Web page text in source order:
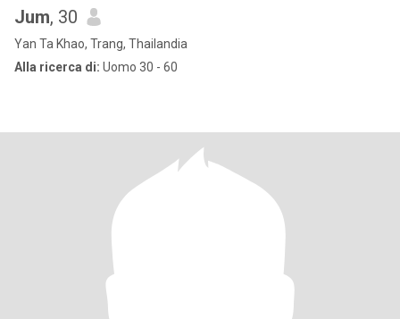
Jum, 30
Yan Ta Khao, Trang, Thailandia
Alla ricerca di: Uomo 30 - 60